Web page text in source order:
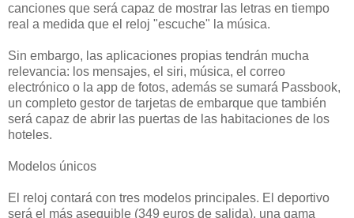
canciones que será capaz de mostrar las letras en tiempo
real a medida que el reloj "escuche" la música.
Sin embargo, las aplicaciones propias tendrán mucha
relevancia: los mensajes, el siri, música, el correo
electrónico o la app de fotos, además se sumará Passbook,
un completo gestor de tarjetas de embarque que también
será capaz de abrir las puertas de las habitaciones de los
hoteles.
Modelos únicos
El reloj contará con tres modelos principales. El deportivo
será el más asequible (349 euros de salida), una gama